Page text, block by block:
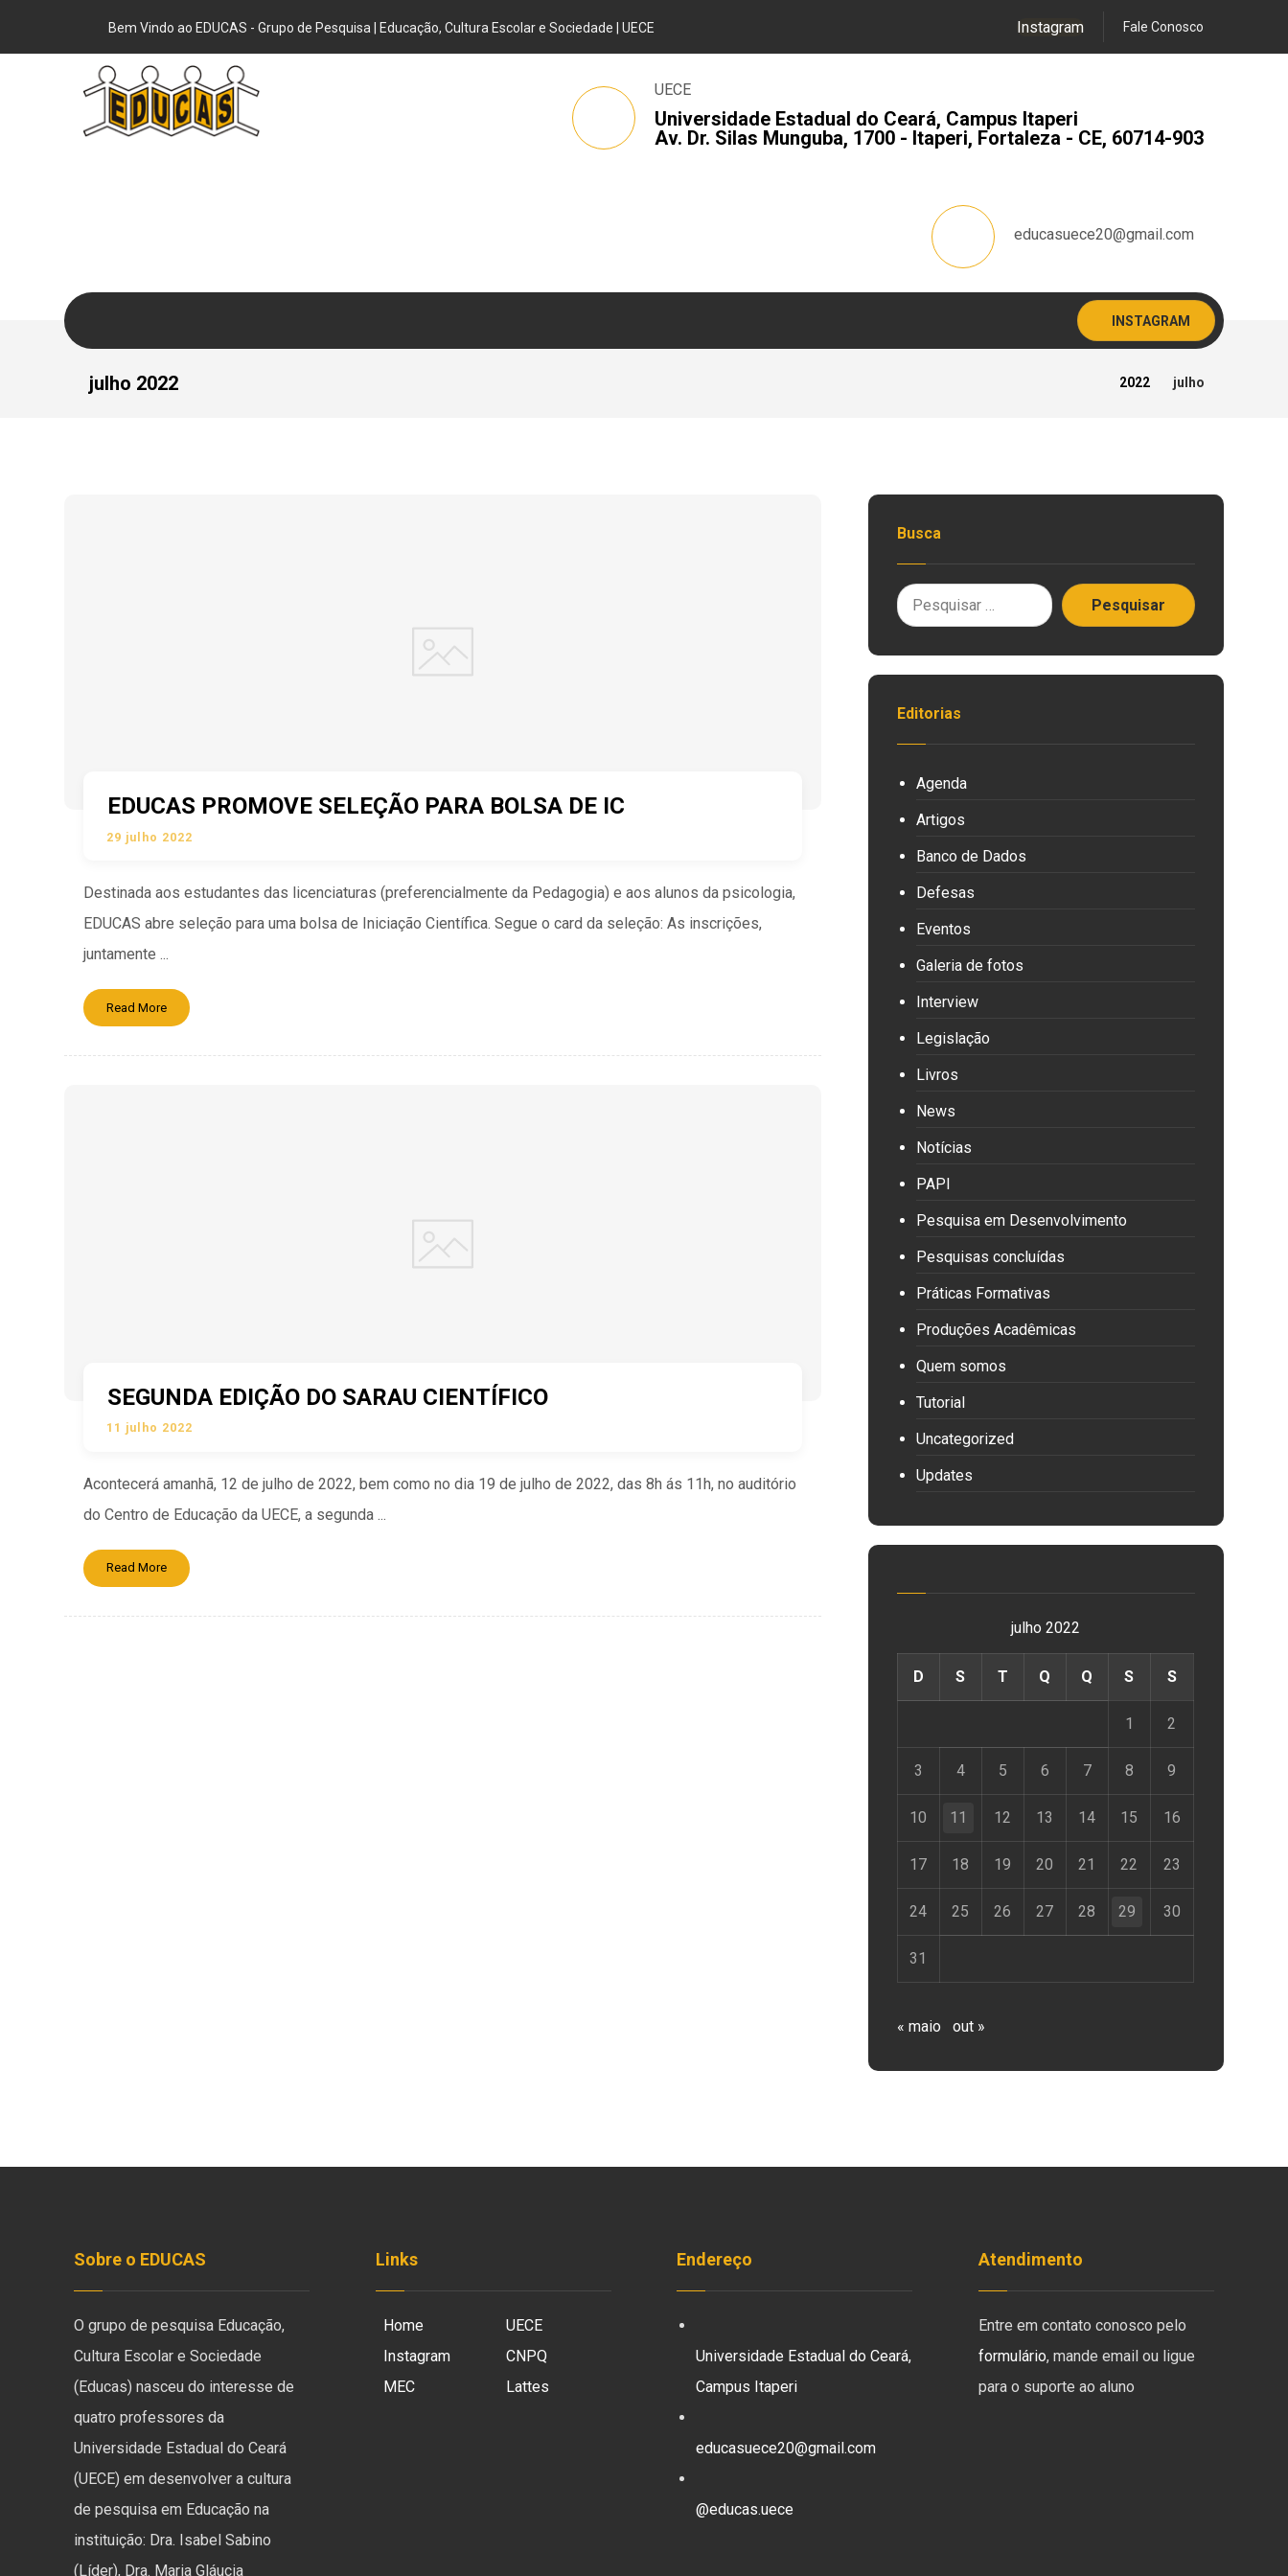
Bem Vindo ao EDUCAS - Grupo de Pesquisa | Educação, Cultura Escolar e Sociedade | UECE Fale Conosco
Instagram
UECE
Universidade Estadual do Ceará, Campus Itaperi
Av. Dr. Silas Munguba, 1700 - Itaperi, Fortaleza - CE, 60714-903
educasuece20@gmail.com
INSTAGRAM
julho 2022 2022 julho
EDUCAS PROMOVE SELEÇÃO PARA BOLSA DE IC
29 julho 2022
Destinada aos estudantes das licenciaturas (preferencialmente da Pedagogia) e aos alunos da psicologia,
EDUCAS abre seleção para uma bolsa de Iniciação Científica. Segue o card da seleção: As inscrições,
juntamente ...
Read More
SEGUNDA EDIÇÃO DO SARAU CIENTÍFICO
11 julho 2022
Acontecerá amanhã, 12 de julho de 2022, bem como no dia 19 de julho de 2022, das 8h ás 11h, no auditório
do Centro de Educação da UECE, a segunda ...
Read More
Busca
Editorias
Agenda
Artigos
Banco de Dados
Defesas
Eventos
Galeria de fotos
Interview
Legislação
Livros
News
Notícias
PAPI
Pesquisa em Desenvolvimento
Pesquisas concluídas
Práticas Formativas
Produções Acadêmicas
Quem somos
Tutorial
Uncategorized
Updates
julho 2022
D S T Q Q S S
1 2
3 4 5 6 7 8 9
10 11 12 13 14 15 16
17 18 19 20 21 22 23
24 25 26 27 28 29 30
31
« maio out »
Sobre o EDUCAS
O grupo de pesquisa Educação,
Cultura Escolar e Sociedade
(Educas) nasceu do interesse de
quatro professores da
Universidade Estadual do Ceará
(UECE) em desenvolver a cultura
de pesquisa em Educação na
instituição: Dra. Isabel Sabino
(Líder), Dra. Maria Gláucia
Links
Home
UECE
Instagram
CNPQ
MEC
Lattes
Endereço
Universidade Estadual do Ceará,
Campus Itaperi
educasuece20@gmail.com
@educas.uece
Atendimento
Entre em contato conosco pelo
formulário, mande email ou ligue
para o suporte ao aluno